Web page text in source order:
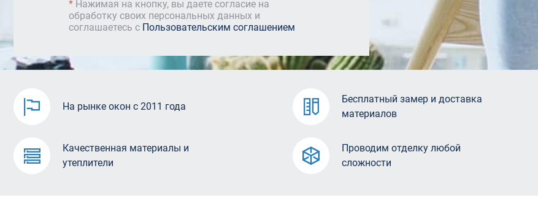
* Нажимая на кнопку, вы даете согласие на
обработку своих персональных данных и
соглашаетесь с Пользовательским соглашением
На рынке окон с 2011 года
Бесплатный замер и доставка
материалов
Качественная материалы и
утеплители
Проводим отделку любой
сложности